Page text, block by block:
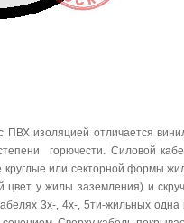
изоляцией отличается
горючести. Силовой
или секторной формы
у жилы заземления) и
3х-, 4х-, 5ти-жильных